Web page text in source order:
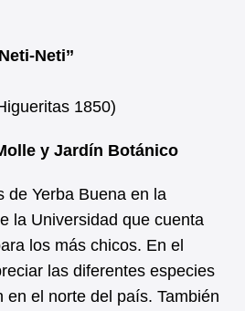
Neti’’
1850)
y Jardín Botánico
de Yerba Buena en la
la Universidad que cuenta
los más chicos. En el
las diferentes especies
en el norte del país. También